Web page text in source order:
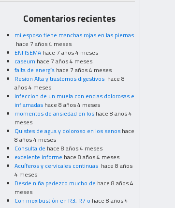
Comentarios recientes
mi esposo tiene manchas rojas en las piernas
hace 7 años 4 meses
ENFISEMA hace 7 años 4 meses
caseum hace 7 años 4 meses
falta de energía hace 7 años 4 meses
Resion Alta y trastornos digestivos hace 8
años 4 meses
infeccion de un muela con encias dolorosas e
inflamadas hace 8 años 4 meses
momentos de ansiedad en los hace 8 años 4
meses
Quistes de agua y doloroso en los senos hace
8 años 4 meses
Consulta de hace 8 años 4 meses
excelente informe hace 8 años 4 meses
Acuíferos y cervicales continuas hace 8 años
4 meses
Desde niña padezco mucho de hace 8 años 4
meses
Con moxibustión en R3, R7 o hace 8 años 4